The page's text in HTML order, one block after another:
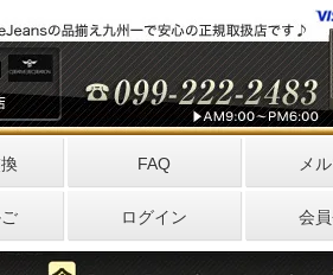
FAQ メ
ログイン 会